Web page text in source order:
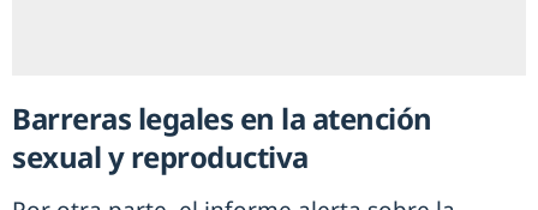
Barreras legales en la atención
sexual y reproductiva